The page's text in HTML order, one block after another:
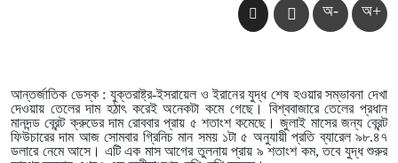
অ- অ+
আন্তর্জাতিক ডেস্ক : যুক্তরাষ্ট্র-ইসরায়েল ও ইরানের যুদ্ধ শেষ হওয়ার সম্ভাবনা দেখা
দেওয়ায় তেলের দাম হঠাৎ করেই অনেকটা কমে গেছে। বিশ্ববাজারে তেলের প্রধান
মানদন্ড ব্রেন্ট ক্রুডের দাম রোববার প্রায় ৫ শতাংশ কমেছে। জুলাই মাসের জন্য ব্রেন্ট
ফিউচারের দাম আজ সোমবার গ্রিনিচ মান সময় ১টা ৫ অনুযায়ী প্রতি ব্যারেল ৯৮.৪৭
ডলারে নেমে আসে। এটি এক মাস আগের তুলনায় প্রায় ৯ শতাংশ কম, তবে যুদ্ধ শুরুর